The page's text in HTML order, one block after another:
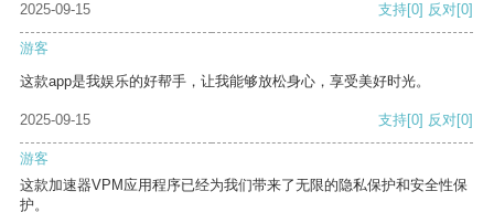
2025-09-15
支持[0] 反对[0]
游客
这款app是我娱乐的好帮手，让我能够放松身心，享受美好时光。
2025-09-15 支持[0] 反对[0]
游客
这款加速器VPM应用程序已经为我们带来了无限的隐私保护和安全性保
护。